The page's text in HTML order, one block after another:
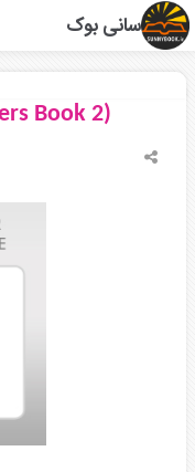
سانی بوک
Book 2)